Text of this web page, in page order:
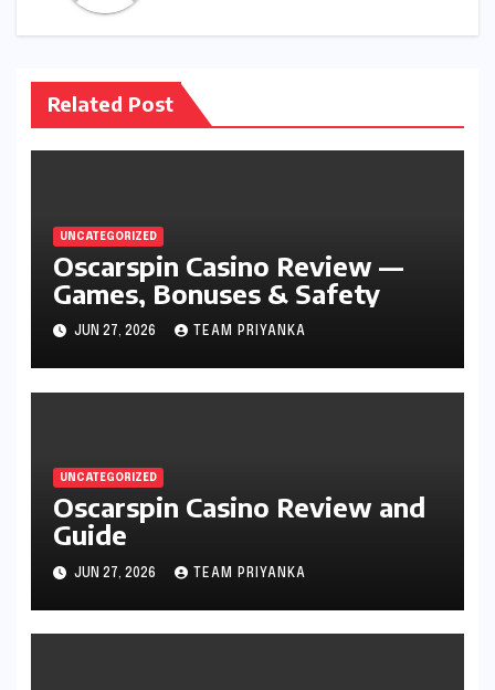
Related Post
UNCATEGORIZED
Oscarspin Casino Review —
Games, Bonuses & Safety
JUN 27, 2026 TEAM PRIYANKA
UNCATEGORIZED
Oscarspin Casino Review and
Guide
JUN 27, 2026 TEAM PRIYANKA